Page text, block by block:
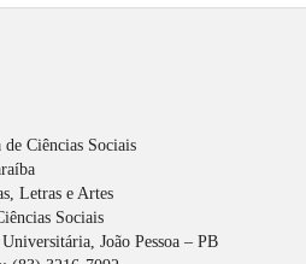
Ciências Sociais
Letras e Artes
Sociais
João Pessoa – PB